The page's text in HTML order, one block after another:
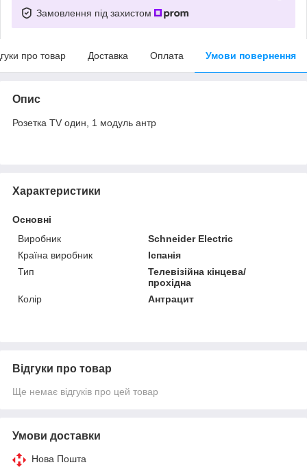
Замовлення під захистом
про товар Доставка Оплата Умови повернення
Опис
Розетка TV один, 1 модуль антр
Характеристики
Основні
Виробник
Schneider Electric
Країна виробник
Іспанія
Тип
Телевізійна кінцева/
прохідна
Колір
Антрацит
Відгуки про товар
Ще немає відгуків про цей товар
Умови доставки
Нова Пошта